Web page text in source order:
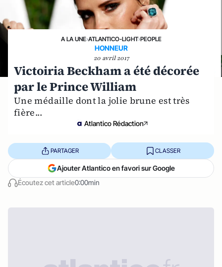
A LA UNE›ATLANTICO-LIGHT›PEOPLE
HONNEUR
20 avril 2017
Victoiria Beckham a été décorée
par le Prince William
Une médaille dont la jolie brune est très
fière...
Atlantico Rédaction
Écoutez cet article0:00min
PARTAGER CLASSER
Ajouter Atlantico en favori sur Google